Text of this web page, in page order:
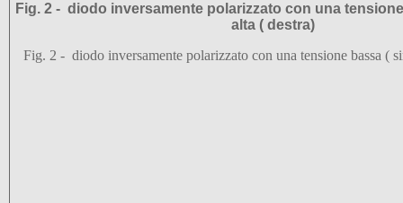
Fig. 2 - diodo inversamente polarizzato con una
alta ( destra)
Fig. 2 - diodo inversamente polarizzato con una tensione bassa (